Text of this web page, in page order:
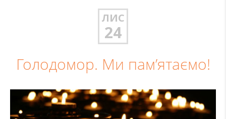
ЛИС
24
Голодомор. Ми пам’ятаємо!